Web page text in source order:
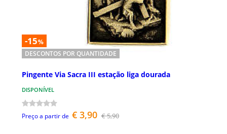
-15%
DESCONTOS POR QUANTIDADE
Pingente Via Sacra III estação liga dourada
DISPONÍVEL
Preço a partir de € 3,90 € 5,90